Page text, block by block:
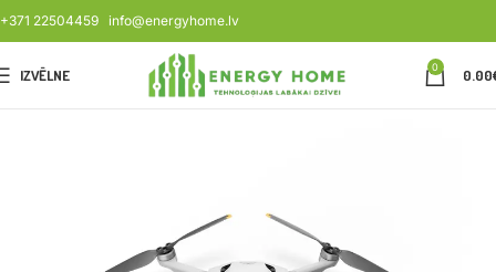
+371 22504459 info@energyhome.lv
IZVĒLNE 0 0.00